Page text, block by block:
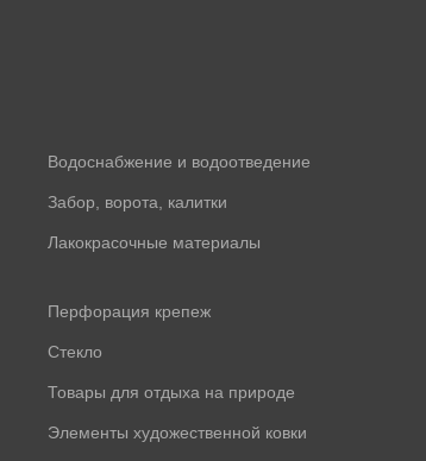
Водоснабжение и водоотведение
Забор, ворота, калитки
Лакокрасочные материалы
Перфорация крепеж
Стекло
Товары для отдыха на природе
Элементы художественной ковки